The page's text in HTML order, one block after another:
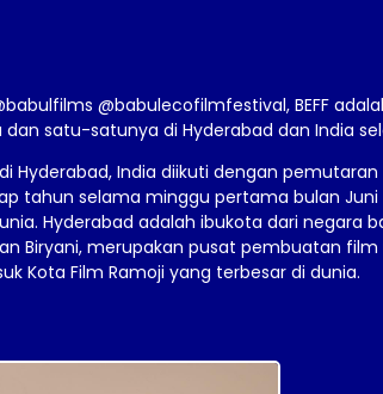
@babulecofilmfestival, BEFF
satu-satunya di Hyderabad dan India
Hyderabad, India diikuti dengan
tahun selama minggu pertama bulan Juni
Hyderabad adalah ibukota dari negara
Biryani, merupakan pusat pembuatan
Kota Film Ramoji yang terbesar di dunia.